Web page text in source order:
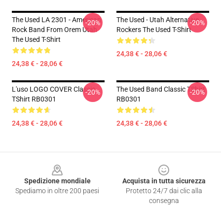
The Used LA 2301 - American
Rock Band From Orem Utah
The Used T-Shirt
24,38 € - 28,06 €
-20%
The Used - Utah Alternative
Rockers The Used T-Shirt
24,38 € - 28,06 €
-20%
L'uso LOGO COVER Classic
TShirt RB0301
24,38 € - 28,06 €
-20%
The Used Band Classic TShirt
RB0301
24,38 € - 28,06 €
-20%
Spedizione mondiale
Spediamo in oltre 200 paesi
Acquista in tutta sicurezza
Protetto 24/7 dai clic alla
consegna